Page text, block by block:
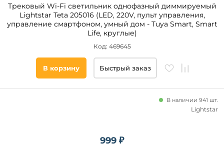
Трековый Wi-Fi светильник однофазный диммируемый
Lightstar Teta 205016 (LED, 220V, пульт управления,
управление смартфоном, умный дом - Tuya Smart, Smart
Life, круглые)
Код: 469645
В корзину Быстрый заказ
999 ₽
В наличии 941 шт.
Lightstar